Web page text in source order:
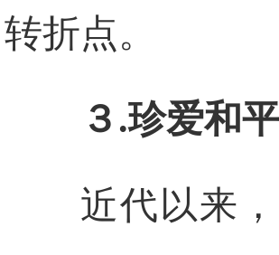
转折点。
３.珍爱和
近代以来